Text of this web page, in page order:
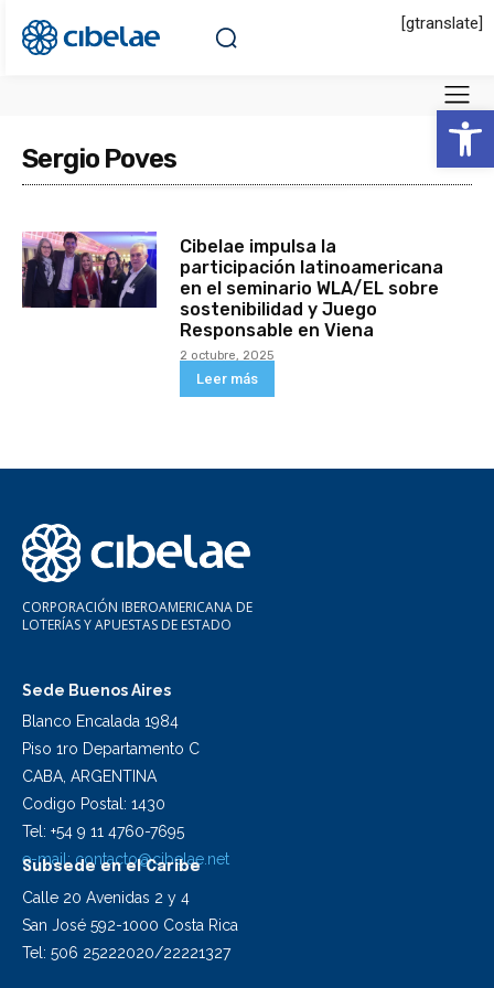
Abrir
[gtranslate]
Sergio Poves
Cibelae impulsa la
participación latinoamericana
en el seminario WLA/EL sobre
sostenibilidad y Juego
Responsable en Viena
2 octubre, 2025
Leer más
CORPORACIÓN IBEROAMERICANA DE
LOTERÍAS Y APUESTAS DE ESTADO
Sede Buenos Aires
Blanco Encalada 1984
Piso 1ro Departamento C
CABA, ARGENTINA
Codigo Postal: 1430
Tel: +54 9 11 4760-7695
e-mail: contacto@cibelae.net
Subsede en el Caribe
Calle 20 Avenidas 2 y 4
San José 592-1000 Costa Rica
Tel: 506 25222020/22221327